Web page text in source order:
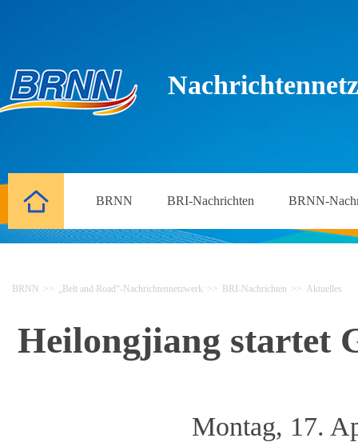
BRNN BRI-Nachrichten BRNN-
BRNN >> „Belt and Road“-Nachrichtennetzwerk >> BRI-Nachrichten >> Aktuelles
Heilongjiang startet
Montag, 17.